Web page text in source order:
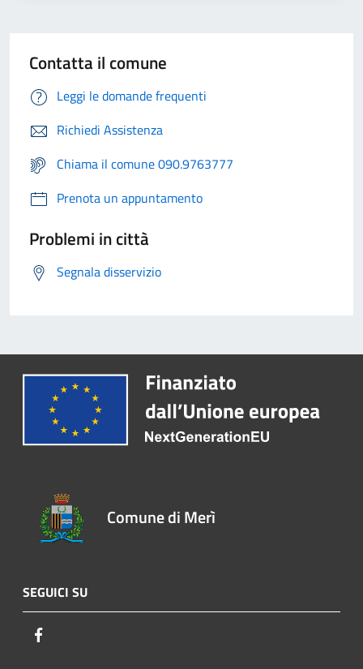
Contatta il comune
Leggi le domande frequenti
Richiedi Assistenza
Chiama il comune 090.9763777
Prenota un appuntamento
Problemi in città
Segnala disservizio
Comune di Merì
SEGUICI SU